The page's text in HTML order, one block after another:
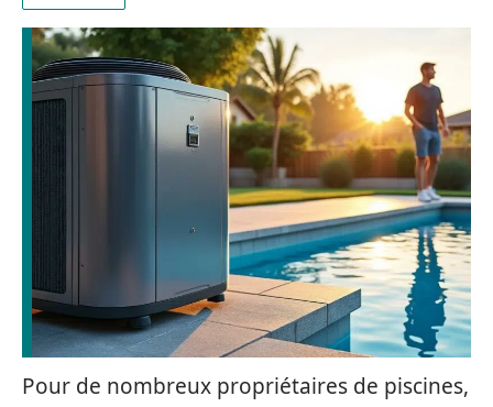
Pour de nombreux propriétaires de piscines,